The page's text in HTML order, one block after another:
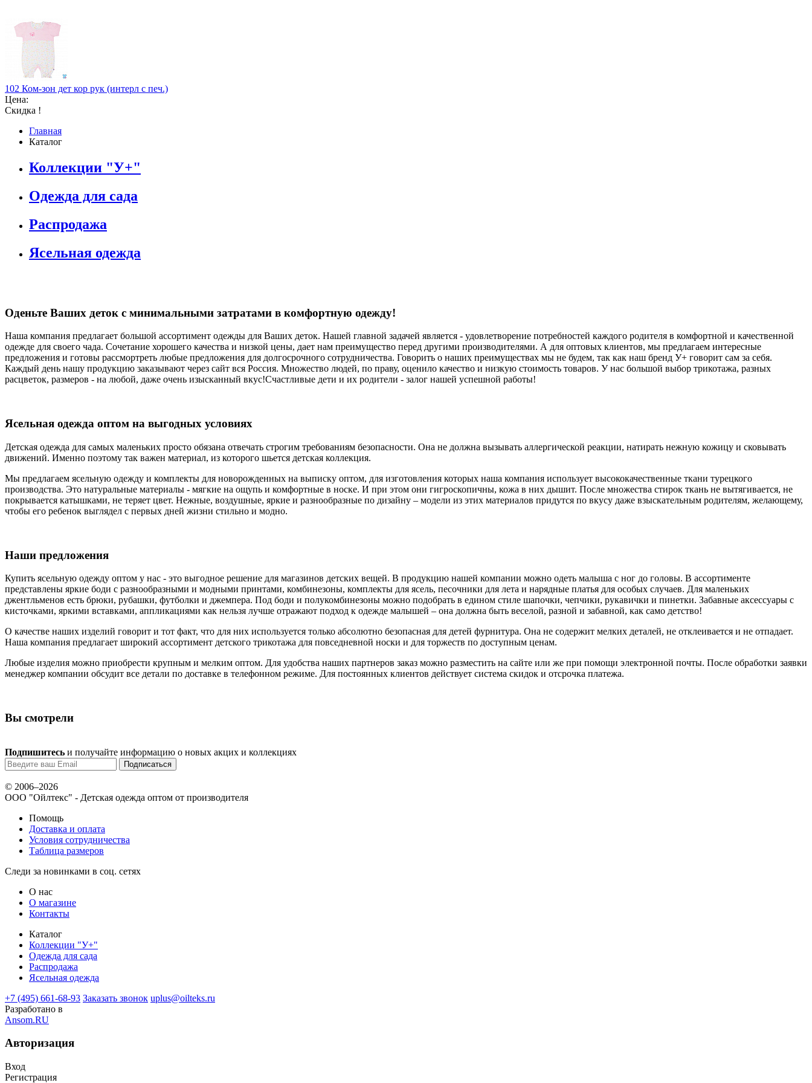
102 Ком-зон дет кор рук (интерл с печ.)
Цена:
Скидка !
Главная
Каталог
Коллекции "У+"
Одежда для сада
Распродажа
Ясельная одежда
Оденьте Ваших деток с минимальными затратами в комфортную одежду!
Наша компания предлагает большой ассортимент одежды для Ваших деток. Нашей главной задачей является - удовлетворение потребностей каждого родителя в комфортной и качественной
одежде для своего чада. Сочетание хорошего качества и низкой цены, дает нам преимущество перед другими производителями. А для оптовых клиентов, мы предлагаем интересные
предложения и готовы рассмортреть любые предложения для долгосрочного сотрудничества. Говорить о наших преимуществах мы не будем, так как наш бренд У+ говорит сам за себя.
Каждый день нашу продукцию заказывают через сайт вся Россия. Множество людей, по праву, оценило качество и низкую стоимость товаров. У нас большой выбор трикотажа, разных
расцветок, размеров - на любой, даже очень изысканный вкус!Счастливые дети и их родители - залог нашей успешной работы!
Ясельная одежда оптом на выгодных условиях
Детская одежда для самых маленьких просто обязана отвечать строгим требованиям безопасности. Она не должна вызывать аллергической реакции, натирать нежную кожицу и сковывать
движений. Именно поэтому так важен материал, из которого шьется детская коллекция.
Мы предлагаем ясельную одежду и комплекты для новорожденных на выписку оптом, для изготовления которых наша компания использует высококачественные ткани турецкого
производства. Это натуральные материалы - мягкие на ощупь и комфортные в носке. И при этом они гигроскопичны, кожа в них дышит. После множества стирок ткань не вытягивается, не
покрывается катышками, не теряет цвет. Нежные, воздушные, яркие и разнообразные по дизайну – модели из этих материалов придутся по вкусу даже взыскательным родителям, желающему,
чтобы его ребенок выглядел с первых дней жизни стильно и модно.
Наши предложения
Купить ясельную одежду оптом у нас - это выгодное решение для магазинов детских вещей. В продукцию нашей компании можно одеть малыша с ног до головы. В ассортименте
представлены яркие боди с разнообразными и модными принтами, комбинезоны, комплекты для ясель, песочники для лета и нарядные платья для особых случаев. Для маленьких
джентльменов есть брюки, рубашки, футболки и джемпера. Под боди и полукомбинезоны можно подобрать в едином стиле шапочки, чепчики, рукавички и пинетки. Забавные аксессуары с
кисточками, яркими вставками, аппликациями как нельзя лучше отражают подход к одежде малышей – она должна быть веселой, разной и забавной, как само детство!
О качестве наших изделий говорит и тот факт, что для них используется только абсолютно безопасная для детей фурнитура. Она не содержит мелких деталей, не отклеивается и не отпадает.
Наша компания предлагает широкий ассортимент детского трикотажа для повседневной носки и для торжеств по доступным ценам.
Любые изделия можно приобрести крупным и мелким оптом. Для удобства наших партнеров заказ можно разместить на сайте или же при помощи электронной почты. После обработки заявки
менеджер компании обсудит все детали по доставке в телефонном режиме. Для постоянных клиентов действует система скидок и отсрочка платежа.
Вы смотрели
Подпишитесь и получайте информацию о новых акцих и коллекциях
© 2006–2026
ООО "Ойлтекс" - Детская одежда оптом от производителя
Помощь
Доставка и оплата
Условия сотрудничества
Таблица размеров
Следи за новинками в соц. сетях
О нас
О магазине
Контакты
Каталог
Коллекции "У+"
Одежда для сада
Распродажа
Ясельная одежда
+7 (495) 661-68-93 Заказать звонок uplus@oilteks.ru
Разработано в
Ansom.RU
Авторизация
Вход
Регистрация